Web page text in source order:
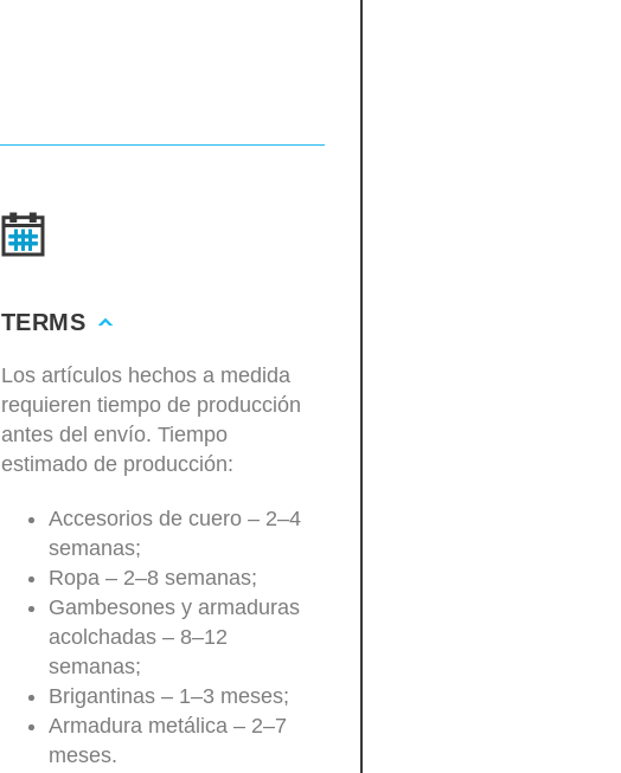
TERMS
Los artículos hechos a medida
requieren tiempo de producción
antes del envío. Tiempo
estimado de producción:
Accesorios de cuero – 2–4
semanas;
Ropa – 2–8 semanas;
Gambesones y armaduras
acolchadas – 8–12
semanas;
Brigantinas – 1–3 meses;
Armadura metálica – 2–7
meses.